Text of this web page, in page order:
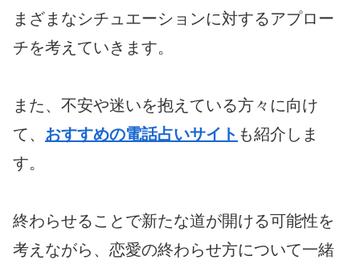
まざまなシチュエーションに対するアプロー
チを考えていきます。
また、不安や迷いを抱えている方々に向け
て、 おすすめの電話占いサイト も紹介しま
す。
終わらせることで新たな道が開ける可能性を
考えながら、恋愛の終わらせ方について一緒